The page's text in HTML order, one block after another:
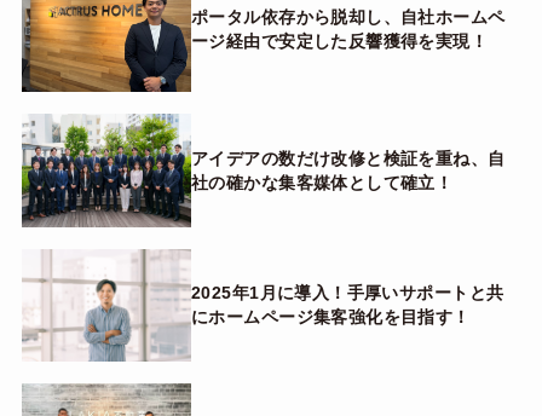
ポータル依存から脱却し、自社ホームペ
ージ経由で安定した反響獲得を実現！
アイデアの数だけ改修と検証を重ね、自
社の確かな集客媒体として確立！
2025年1月に導入！手厚いサポートと共
にホームページ集客強化を目指す！